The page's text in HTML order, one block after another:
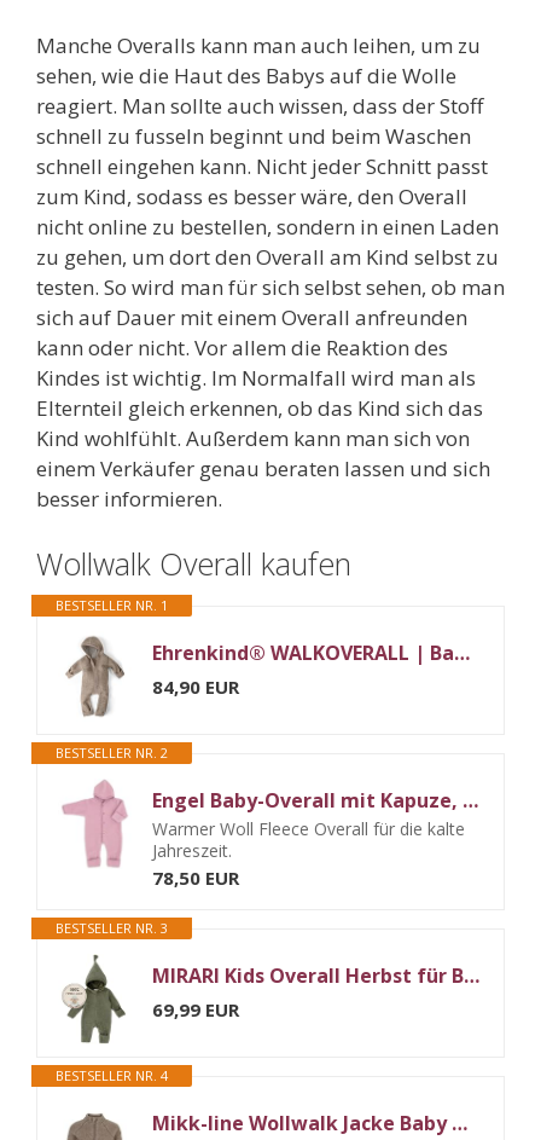
Manche Overalls kann man auch leihen, um zu
sehen, wie die Haut des Babys auf die Wolle
reagiert. Man sollte auch wissen, dass der Stoff
schnell zu fusseln beginnt und beim Waschen
schnell eingehen kann. Nicht jeder Schnitt passt
zum Kind, sodass es besser wäre, den Overall
nicht online zu bestellen, sondern in einen Laden
zu gehen, um dort den Overall am Kind selbst zu
testen. So wird man für sich selbst sehen, ob man
sich auf Dauer mit einem Overall anfreunden
kann oder nicht. Vor allem die Reaktion des
Kindes ist wichtig. Im Normalfall wird man als
Elternteil gleich erkennen, ob das Kind sich das
Kind wohlfühlt. Außerdem kann man sich von
einem Verkäufer genau beraten lassen und sich
besser informieren.
Wollwalk Overall kaufen
BESTSELLER NR. 1
Ehrenkind® WALKOVERALL | Baby Wollwalk-Overalls aus Merino Schurwolle mit Reißverschluss | Walk Wolle Woll-Anzug für Kleinkind und Baby | Beige Gr. 50-56
84,90 EUR
BESTSELLER NR. 2
Engel Baby-Overall mit Kapuze, Holzknöpfen und Umschlag
Warmer Woll Fleece Overall für die kalte
Jahreszeit.
78,50 EUR
BESTSELLER NR. 3
MIRARI Kids Overall Herbst für Baby mit Reißverschluss und Kapuze
69,99 EUR
BESTSELLER NR. 4
Mikk-line Wollwalk Jacke Baby & Walkjacke Kinder 86 Melange Denver – Wollfleece Jacke Baby & Wolljacke aus Merinowolle – Winterjacke & Übergangsjacke, Oeko-Tex & Kratzfrei